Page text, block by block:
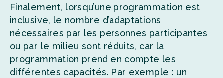
Finalement, lorsqu’une programmation est
inclusive, le nombre d’adaptations
nécessaires par les personnes participantes
ou par le milieu sont réduits, car la
programmation prend en compte les
différentes capacités. Par exemple : un